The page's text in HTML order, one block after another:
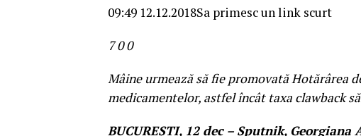
09:49 12.12.2018Sa primesc un link scurt
700
Mâine urmează să fie promovată Hotărârea
medicamentelor, astfel încât taxa clawback
BUCUREŞTI, 12 dec – Sputnik, Georgiana